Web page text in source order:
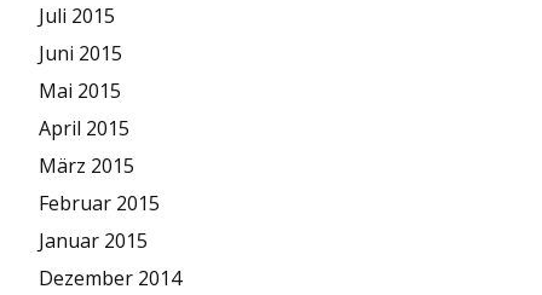
Juli 2015
Juni 2015
Mai 2015
April 2015
März 2015
Februar 2015
Januar 2015
Dezember 2014